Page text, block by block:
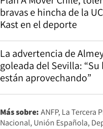
bravas e hincha de la
Kast en el deporte
La advertencia de
goleada del Sevilla:
están aprovechando”
Más sobre: ANFP La Tercera
Nacional Unión Española